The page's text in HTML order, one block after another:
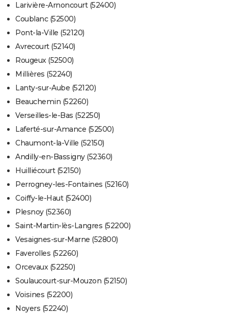
Larivière-Arnoncourt (52400)
Coublanc (52500)
Pont-la-Ville (52120)
Avrecourt (52140)
Rougeux (52500)
Millières (52240)
Lanty-sur-Aube (52120)
Beauchemin (52260)
Verseilles-le-Bas (52250)
Laferté-sur-Amance (52500)
Chaumont-la-Ville (52150)
Andilly-en-Bassigny (52360)
Huilliécourt (52150)
Perrogney-les-Fontaines (52160)
Coiffy-le-Haut (52400)
Plesnoy (52360)
Saint-Martin-lès-Langres (52200)
Vesaignes-sur-Marne (52800)
Faverolles (52260)
Orcevaux (52250)
Soulaucourt-sur-Mouzon (52150)
Voisines (52200)
Noyers (52240)